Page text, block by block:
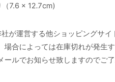
（7.6 × 12.7cm)
が運営する他ショッピングサイ
合によっては在庫切れが発生
ルでお知らせ致しますのでご了